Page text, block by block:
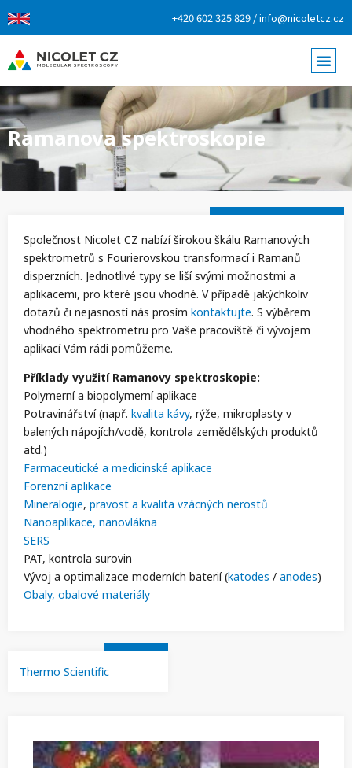
+420 602 325 829 / info@nicoletcz.cz
Ramanova spektroskopie
Společnost Nicolet CZ nabízí širokou škálu Ramanových
spektrometrů s Fourierovskou transformací i Ramanů
disperzních. Jednotlivé typy se liší svými možnostmi a
aplikacemi, pro které jsou vhodné. V případě jakýchkoliv
dotazů či nejasností nás prosím kontaktujte. S výběrem
vhodného spektrometru pro Vaše pracoviště či vývojem
aplikací Vám rádi pomůžeme.
Příklady využití Ramanovy spektroskopie:
Polymerní a biopolymerní aplikace
Potravinářství (např. kvalita kávy, rýže, mikroplasty v
balených nápojích/vodě, kontrola zemědělských produktů
atd.)
Farmaceutické a medicinské aplikace
Forenzní aplikace
Mineralogie, pravost a kvalita vzácných nerostů
Nanoaplikace, nanovlákna
SERS
PAT, kontrola surovin
Vývoj a optimalizace moderních baterií (katodes / anodes)
Obaly, obalové materiály
Thermo Scientific